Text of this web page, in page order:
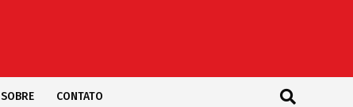
SOBRE CONTATO